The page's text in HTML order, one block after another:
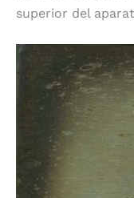
superior del